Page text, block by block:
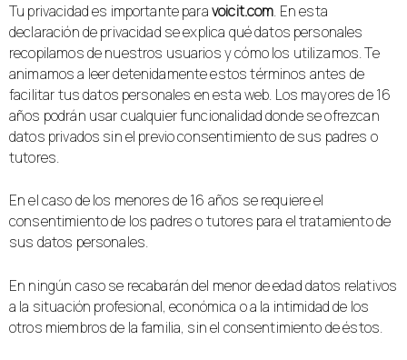
Tu privacidad es importante paravoicit.com. En esta
declaración de privacidad se explica qué datos personales
recopilamos de nuestros usuarios y cómo los utilizamos. Te
animamos a leer detenidamente estos términos antes de
facilitar tus datos personales en esta web. Los mayores de 16
años podrán usar cualquier funcionalidad donde se ofrezcan
datos privados sin el previo consentimiento de sus padres o
tutores.
En el caso de los menores de 16 años se requiere el
consentimiento de los padres o tutores para el tratamiento de
sus datos personales.
En ningún caso se recabarán del menor de edad datos relativos
a la situación profesional, económica o a la intimidad de los
otros miembros de la familia, sin el consentimiento de éstos.